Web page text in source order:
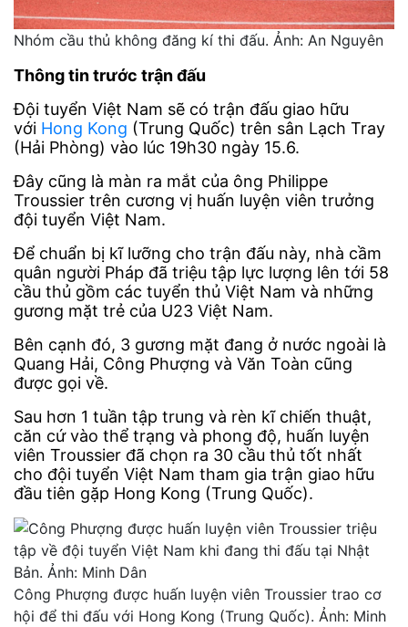
Nhóm cầu thủ không đăng kí thi đấu. Ảnh: An Nguyên
Thông tin trước trận đấu
Đội tuyển Việt Nam sẽ có trận đấu giao hữu
với Hong Kong (Trung Quốc) trên sân Lạch Tray
(Hải Phòng) vào lúc 19h30 ngày 15.6.
Đây cũng là màn ra mắt của ông Philippe
Troussier trên cương vị huấn luyện viên trưởng
đội tuyển Việt Nam.
Để chuẩn bị kĩ lưỡng cho trận đấu này, nhà cầm
quân người Pháp đã triệu tập lực lượng lên tới 58
cầu thủ gồm các tuyển thủ Việt Nam và những
gương mặt trẻ của U23 Việt Nam.
Bên cạnh đó, 3 gương mặt đang ở nước ngoài là
Quang Hải, Công Phượng và Văn Toàn cũng
được gọi về.
Sau hơn 1 tuần tập trung và rèn kĩ chiến thuật,
căn cứ vào thể trạng và phong độ, huấn luyện
viên Troussier đã chọn ra 30 cầu thủ tốt nhất
cho đội tuyển Việt Nam tham gia trận giao hữu
đầu tiên gặp Hong Kong (Trung Quốc).
Công Phượng được huấn luyện viên Troussier trao cơ
hội để thi đấu với Hong Kong (Trung Quốc). Ảnh: Minh